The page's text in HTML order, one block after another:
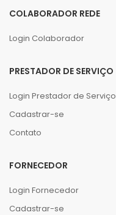
COLABORADOR REDE
Login Colaborador
PRESTADOR DE SERVIÇO
Login Prestador de Serviço
Cadastrar-se
Contato
FORNECEDOR
Login Fornecedor
Cadastrar-se